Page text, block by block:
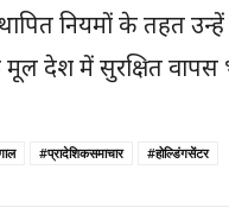
नियमों के तहत
देश में सुरक्षित वापस
#प्रादेशिकसमाचार #होल्डिंगसेंटर